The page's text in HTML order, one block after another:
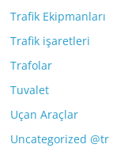
Trafik Ekipmanları
Trafik işaretleri
Trafolar
Tuvalet
Uçan Araçlar
Uncategorized @tr